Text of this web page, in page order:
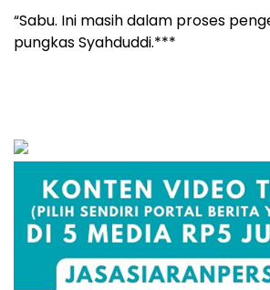
“Sabu. Ini masih dalam proses
pungkas Syahduddi.***